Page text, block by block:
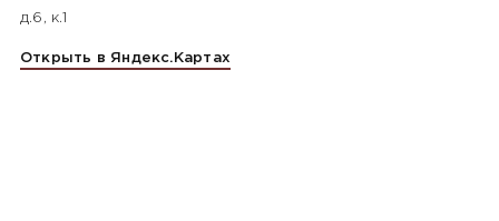
д.6, к.1
Открыть в Яндекс.Картах